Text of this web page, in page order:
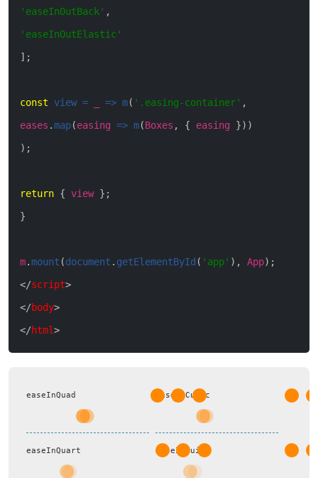
'easeInOutBack' ,
'easeInOutElastic'
] ;
const view = => m( '.easing-container' ,
eases .map(easing => m(Boxes , { easing }) )
) ;
return { view } ;
}
m.mount (document . getElementById ( 'app' ) , App) ;
</script>
</body>
</html>
easeInQuad easeInCubic
easeInQuart easeInQuint